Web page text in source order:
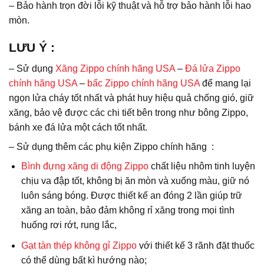
– Bảo hành trọn đời lỗi kỹ thuật và hỗ trợ bảo hành lỗi hao
mòn.
LƯU Ý :
– Sử dụng Xăng Zippo chính hãng USA– Đá lửa Zippo
chính hãng USA– bấc Zippo chính hãng USAđể mang lại
ngọn lửa cháy tốt nhất và phát huy hiệu quả chống gió, giữ
xăng, bảo vệ được các chi tiết bên trong như bông Zippo,
bánh xe đá lửa một cách tốt nhất.
– Sử dụng thêm các phụ kiện Zippo chính hãng :
Bình đựng xăng di động Zippochất liệu nhôm tinh luyện
chịu va đập tốt, không bị ăn mòn và xuống màu, giữ nó
luôn sáng bóng. Được thiết kế an đóng 2 lần giúp trữ
xăng an toàn, bảo đảm không rỉ xăng trong mọi tình
huống rơi rớt, rung lắc,
Gạt tàn thép không gỉ Zippo với thiết kế 3 rãnh đặt thuốc
có thể dùng bất kì hướng nào;